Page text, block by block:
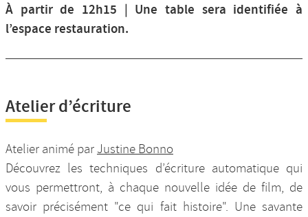
À partir de 12h15 | Une table sera identifiée à
l’espace restauration.
Atelier d’écriture
Atelier animé par Justine Bonno
Découvrez les techniques d’écriture automatique qui
vous permettront, à chaque nouvelle idée de film, de
savoir précisément "ce qui fait histoire". Une savante